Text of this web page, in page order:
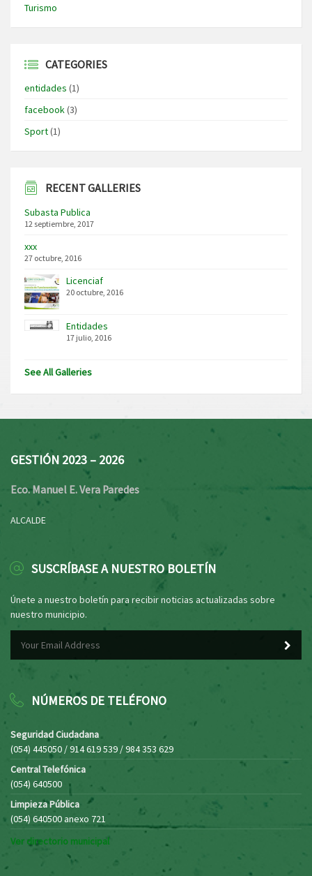
Turismo
CATEGORIES
entidades (1)
facebook(3)
Sport(1)
RECENT GALLERIES
Subasta Publica
12 septiembre, 2017
xxx
27 octubre, 2016
Licenciaf
20 octubre, 2016
Entidades
17 julio, 2016
See All Galleries
GESTIÓN 2023 – 2026
Eco. Manuel E. Vera Paredes
ALCALDE
SUSCRÍBASE A NUESTRO BOLETÍN
Únete a nuestro boletín para recibir noticias actualizadas sobre
nuestro municipio.
NÚMEROS DE TELÉFONO
Seguridad Ciudadana
(054) 445050 / 914 619 539 / 984 353 629
Central Telefónica
(054) 640500
Limpieza Pública
(054) 640500 anexo 721
Ver directorio municipal